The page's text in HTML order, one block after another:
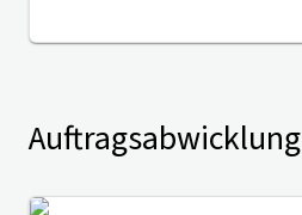
Auftragsabwicklung